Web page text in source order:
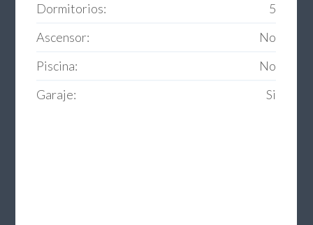
Dormitorios:
5
Ascensor:
No
Piscina:
No
Garaje:
Si